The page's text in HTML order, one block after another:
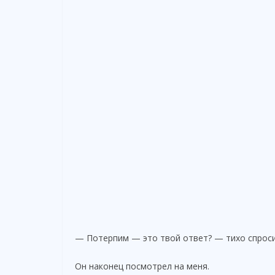
— Потерпим — это твой ответ? — тихо
Он наконец посмотрел на меня.